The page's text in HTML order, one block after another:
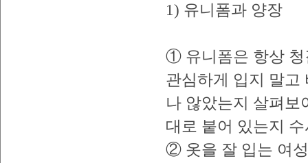
1) 유니폼과 양장
① 유니폼은 항상 청
관심하게 입지 말고
나 않았는지 살펴보
대로 붙어 있는지
② 옷을 잘 입는 여